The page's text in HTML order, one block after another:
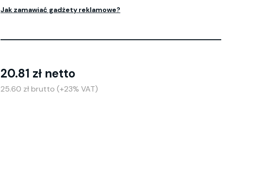
Jak zamawiać gadżety reklamowe?
20.81 zł netto
25.60 zł brutto (+23% VAT)